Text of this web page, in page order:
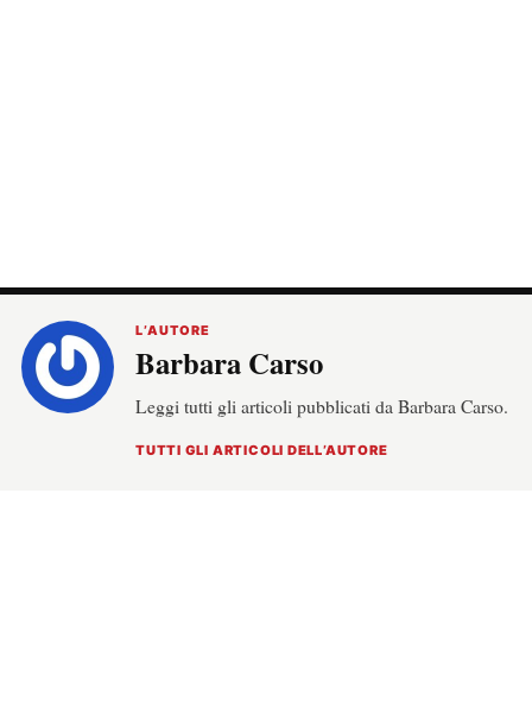
L’AUTORE
Barbara Carso
Leggi tutti gli articoli pubblicati da Barbara Carso.
TUTTI GLI ARTICOLI DELL’AUTORE